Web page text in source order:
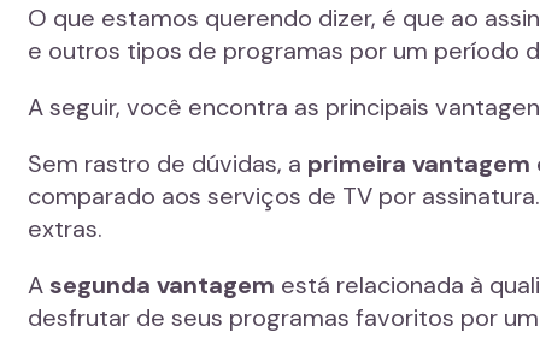
O que estamos querendo dizer, é que ao
e outros tipos de programas por um período
A seguir, você encontra as principais
Sem rastro de dúvidas, a primeira vantagem
comparado aos serviços de TV por
extras.
A segunda vantagem está relacionada à
desfrutar de seus programas favoritos por